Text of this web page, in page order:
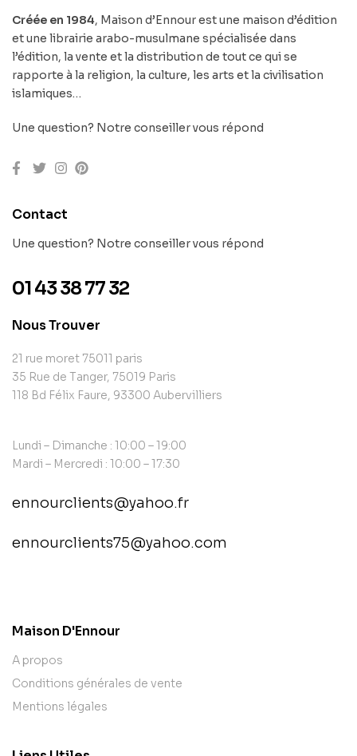
Créée en 1984, Maison d’Ennour est une maison d’édition
et une librairie arabo-musulmane spécialisée dans
l’édition, la vente et la distribution de tout ce qui se
rapporte à la religion, la culture, les arts et la civilisation
islamiques…
Une question? Notre conseiller vous répond
Contact
Une question? Notre conseiller vous répond
01 43 38 77 32
Nous Trouver
21 rue moret 75011 paris
35 Rue de Tanger, 75019 Paris
118 Bd Félix Faure, 93300 Aubervilliers
Lundi – Dimanche : 10:00 – 19:00
Mardi – Mercredi : 10:00 – 17:30
ennourclients@yahoo.fr
ennourclients75@yahoo.com
Maison D'Ennour
A propos
Conditions générales de vente
Mentions légales